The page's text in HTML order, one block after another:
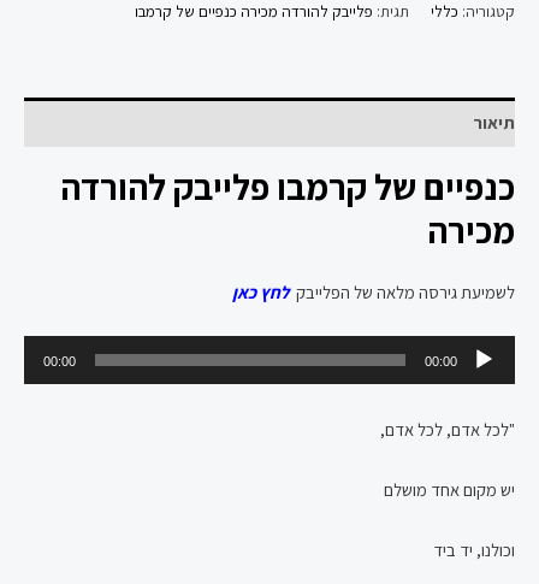
קטגוריה: כללי תגית: פלייבק להורדה מכירה כנפיים של קרמבו
תיאור
כנפיים של קרמבו פלייבק להורדה
מכירה
לשמיעת גירסה מלאה של הפלייבקלחץ כאן
אודיו
00:00
00:00
"לכל אדם, לכל אדם,
יש מקום אחד מושלם
וכולנו, יד ביד